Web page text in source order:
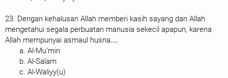
23. Dengan kehalusan Allah memberi kasih sayang dan Allah
mengetahui segala perbuatan manusia sekecil apapun, karena
Allah mempunyai asmaul husna…
a. Al-Mu’min
b. Al-Salam
c. Al-Waliyy(u)